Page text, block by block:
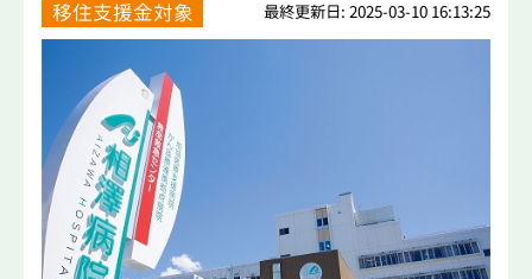
移住支援金対象 最終更新日: 2025-03-10 16:13:25